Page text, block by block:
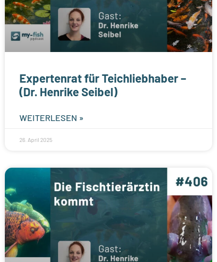
Expertenrat für Teichliebhaber –
(Dr. Henrike Seibel)
WEITERLESEN »
26. April 2025